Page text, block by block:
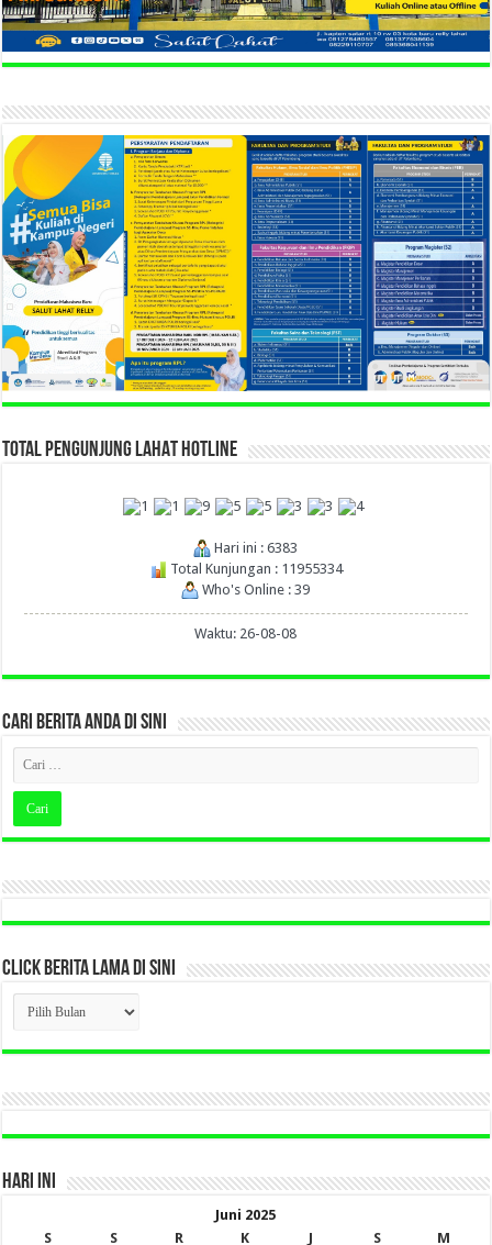
TOTAL PENGUNJUNG LAHAT HOTLINE
Hari ini : 6383
Total Kunjungan : 11955334
Who's Online : 39
Waktu: 26-08-08
CARI BERITA ANDA DI SINI
CLICK BERITA LAMA DI SINI
CLICK
BERITA
LAMA
DI
HARI INI
Juni 2025
S
S R K J S
M